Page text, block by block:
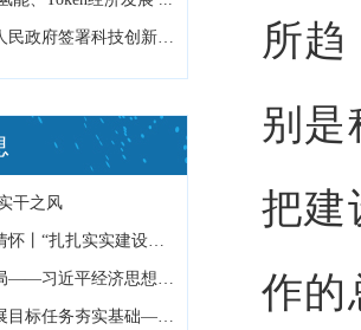
我院与万州区人民政府签署科技创新战略合作...
干之风
总书记的人民情怀丨“扎扎实实建设现代化产...
东风浩荡开新局——习近平经济思想指引中国...
为实现全年发展目标任务夯实基础——习近平...
所
别是
把建
作的